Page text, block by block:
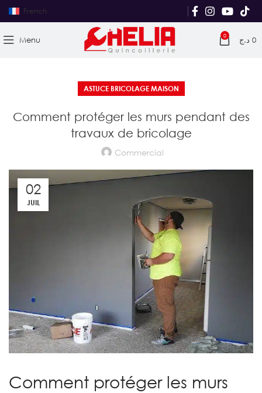
French
Menu 0 0 د.ج
ASTUCE BRICOLAGE MAISON
Comment protéger les murs pendant des
travaux de bricolage
Commercial
02
JUIL
Comment protéger les murs